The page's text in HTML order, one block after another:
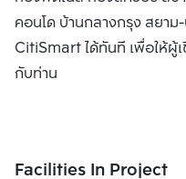
คอนโด บ้านกลางกรุง สยาม
CitiSmart ได้ทันที เพื่อให้ผู้เ
กับท่าน
Facilities In Project